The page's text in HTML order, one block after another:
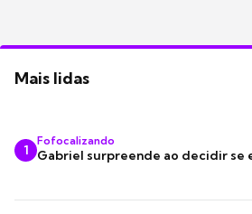
Mais lidas
1
Fofocalizando
Gabriel surpreende ao decidir se